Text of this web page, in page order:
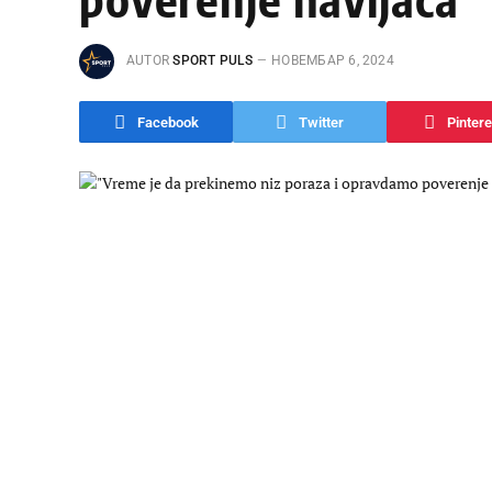
AUTOR SPORT PULS НОВЕМБАР 6, 2024
Facebook Twitter